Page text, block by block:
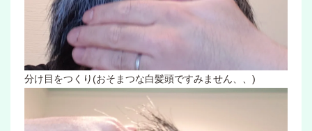
分け目をつくり(おそまつな白髪頭ですみません、、)